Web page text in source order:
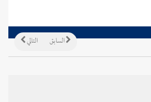
التالي السابق